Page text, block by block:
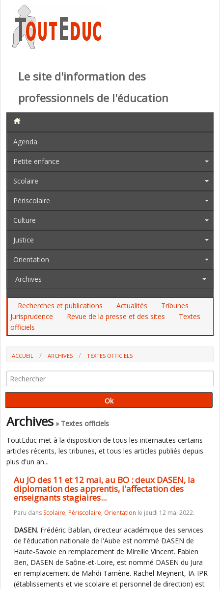
Le site d'information des
professionnels de l'éducation
Agenda
Petite enfance
Scolaire
Périscolaire
Culture
Justice
Orientation
Archives
Recherches et publications Actualités
Tribunes
Jurisprudence
Revue de la presse et des sites
Textes
officiels
ACCUEIL ARCHIVES
TEXTES OFFICIELS
APPRENTIS, L'AFFECTATION DES ENSEIGNANTS STAGIAIRES...
Archives » Textes officiels
ToutEduc met à la disposition de tous les internautes certains
articles récents, les tribunes, et tous les articles publiés depuis
plus d'un an...
Au JO des 11 et 12 mai, au BO : deux DASEN, la
diplomation des apprentis, l'affectation des
enseignants stagiaires...
Paru dans Scolaire, Périscolaire, Orientation le jeudi 12 mai 2022.
DASEN. Frédéric Bablan, directeur académique des services
de l'éducation nationale de l'Aube est nommé DASEN de
Haute-Savoie en remplacement de Mireille Vincent. Fabien
Ben, DASEN de Saône-et-Loire, est nommé DASEN du Jura
en remplacement de Mahdi Tamène. Rachel Meynent, IA-IPR
(établissements et vie scolaire et personnel de direction) est